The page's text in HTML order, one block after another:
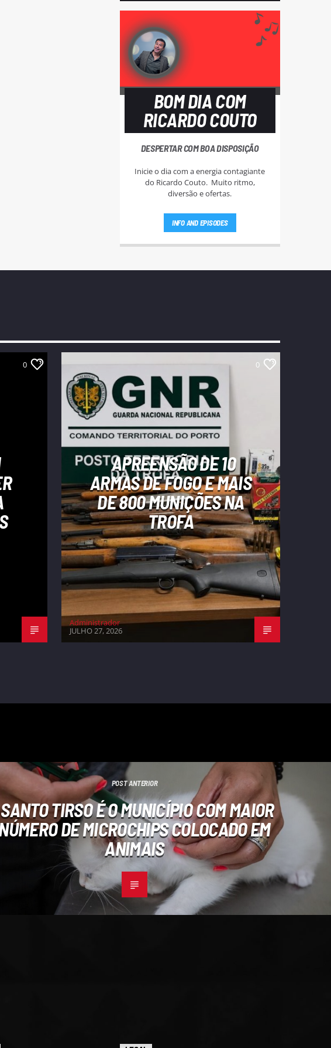
BOM DIA COM
RICARDO COUTO
DESPERTAR COM BOA DISPOSIÇÃO
Inicie o dia com a energia contagiante
do Ricardo Couto. Muito ritmo,
diversão e ofertas.
INFO AND EPISODES
0 0
APREENSÃO DE 10
ARMAS DE FOGO E MAIS
DE 800 MUNIÇÕES NA
TROFA
Administrador
JULHO 27, 2026
POST ANTERIOR
SANTO TIRSO É O MUNICÍPIO COM MAIOR
DE MICROCHIPS COLOCADO EM
ANIMAIS